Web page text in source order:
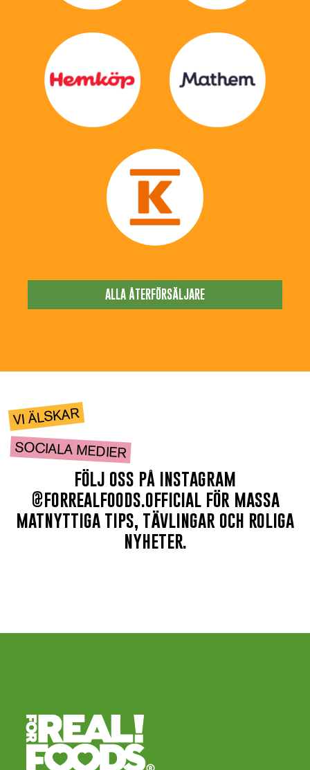
ALLA ÅTERFÖRSÄLJARE
VI ÄLSKAR
SOCIALA MEDIER
följ oss på instagram
@forrealfoods.official för massa
matnyttiga tips, tävlingar och roliga
nyheter.